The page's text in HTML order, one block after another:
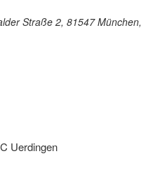
Straße 2, 81547 München,
Uerdingen